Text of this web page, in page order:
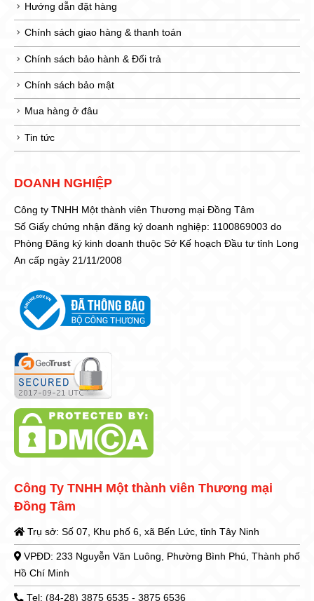
Hướng dẫn đặt hàng
Chính sách giao hàng & thanh toán
Chính sách bảo hành & Đổi trả
Chính sách bảo mật
Mua hàng ở đâu
Tin tức
DOANH NGHIỆP
Công ty TNHH Một thành viên Thương mại Đồng Tâm
Số Giấy chứng nhận đăng ký doanh nghiệp: 1100869003 do
Phòng Đăng ký kinh doanh thuộc Sở Kế hoạch Đầu tư tỉnh Long
An cấp ngày 21/11/2008
Công Ty TNHH Một thành viên Thương mại
Đồng Tâm
Trụ sở: Số 07, Khu phố 6, xã Bến Lức, tỉnh Tây Ninh
VPĐD: 233 Nguyễn Văn Luông, Phường Bình Phú, Thành phố
Hồ Chí Minh
Tel: (84-28) 3875 6535 - 3875 6536